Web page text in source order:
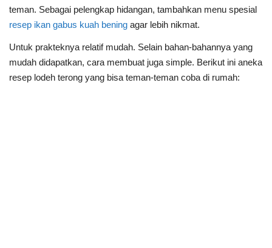
teman. Sebagai pelengkap hidangan, tambahkan menu spesial
resep ikan gabus kuah bening agar lebih nikmat.
Untuk prakteknya relatif mudah. Selain bahan-bahannya yang
mudah didapatkan, cara membuat juga simple. Berikut ini aneka
resep lodeh terong yang bisa teman-teman coba di rumah: